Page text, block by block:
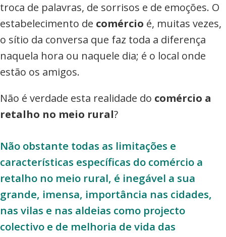
troca de palavras, de sorrisos e de emoções. O
estabelecimento de comércio é, muitas vezes,
o sítio da conversa que faz toda a diferença
naquela hora ou naquele dia; é o local onde
estão os amigos.
Não é verdade esta realidade do comércio a
retalho no meio rural?
Não obstante todas as limitações e
características específicas do comércio a
retalho no meio rural, é inegável a sua
grande, imensa, importância nas cidades,
nas vilas e nas aldeias como projecto
colectivo e de melhoria de vida das